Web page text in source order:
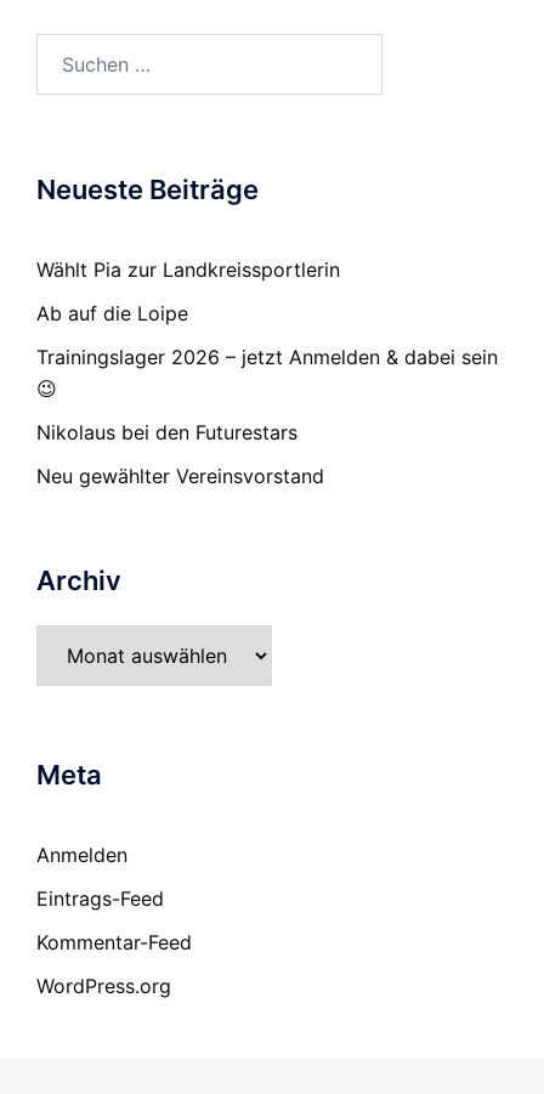
Neueste Beiträge
Wählt Pia zur Landkreissportlerin
Ab auf die Loipe
Trainingslager 2026 – jetzt Anmelden & dabei sein
😉
Nikolaus bei den Futurestars
Neu gewählter Vereinsvorstand
Archiv
Meta
Anmelden
Eintrags-Feed
Kommentar-Feed
WordPress.org